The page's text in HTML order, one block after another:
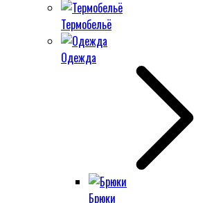
Термобельё
Одежда
Брюки